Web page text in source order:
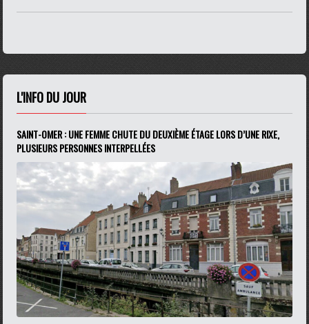
L'INFO DU JOUR
SAINT-OMER : UNE FEMME CHUTE DU DEUXIÈME ÉTAGE LORS D’UNE RIXE,
PLUSIEURS PERSONNES INTERPELLÉES